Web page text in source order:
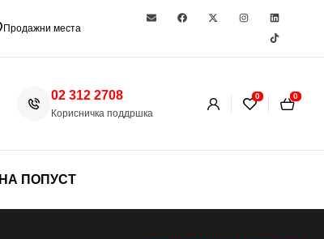
Продажни места
02 312 2708
Корисничка поддршка
0 0
НА ПОПУСТ